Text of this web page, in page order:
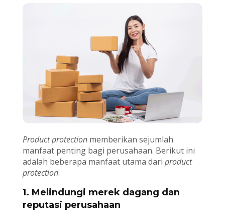
Product protectionmemberikan sejumlah
manfaat penting bagi perusahaan. Berikut ini
adalah beberapa manfaat utama dari product
protection:
1. Melindungi merek dagang dan
reputasi perusahaan